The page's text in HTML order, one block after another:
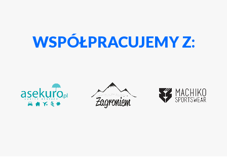
WSPÓŁPRACUJEMY Z: